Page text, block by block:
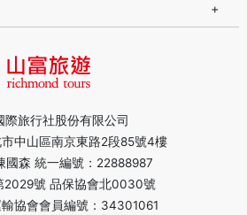
際旅行社股份有限公司
中山區南京東路2段85號4樓
國森 統一編號：22888987
2029號 品保協會北0030號
協會會員編號：34301061